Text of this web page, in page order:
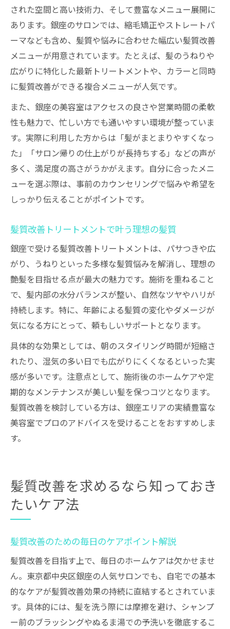
された空間と高い技術力、そして豊富なメニュー展開に
あります。銀座のサロンでは、縮毛矯正やストレートパ
ーマなども含め、髪質や悩みに合わせた幅広い髪質改善
メニューが用意されています。たとえば、髪のうねりや
広がりに特化した最新トリートメントや、カラーと同時
に髪質改善ができる複合メニューが人気です。
また、銀座の美容室はアクセスの良さや営業時間の柔軟
性も魅力で、忙しい方でも通いやすい環境が整っていま
す。実際に利用した方からは「髪がまとまりやすくなっ
た」「サロン帰りの仕上がりが長持ちする」などの声が
多く、満足度の高さがうかがえます。自分に合ったメニ
ューを選ぶ際は、事前のカウンセリングで悩みや希望を
しっかり伝えることがポイントです。
髪質改善トリートメントで叶う理想の髪質
銀座で受ける髪質改善トリートメントは、パサつきや広
がり、うねりといった多様な髪質悩みを解消し、理想の
艶髪を目指せる点が最大の魅力です。施術を重ねること
で、髪内部の水分バランスが整い、自然なツヤやハリが
持続します。特に、年齢による髪質の変化やダメージが
気になる方にとって、頼もしいサポートとなります。
具体的な効果としては、朝のスタイリング時間が短縮さ
れたり、湿気の多い日でも広がりにくくなるといった実
感が多いです。注意点として、施術後のホームケアや定
期的なメンテナンスが美しい髪を保つコツとなります。
髪質改善を検討している方は、銀座エリアの実績豊富な
美容室でプロのアドバイスを受けることをおすすめしま
す。
髪質改善を求めるなら知っておき
たいケア法
髪質改善のための毎日のケアポイント解説
髪質改善を目指す上で、毎日のホームケアは欠かせませ
ん。東京都中央区銀座の人気サロンでも、自宅での基本
的なケアが髪質改善効果の持続に直結するとされていま
す。具体的には、髪を洗う際には摩擦を避け、シャンプ
ー前のブラッシングやぬるま湯での予洗いを徹底するこ